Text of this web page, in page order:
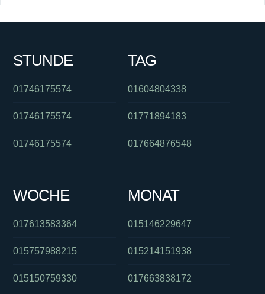
STUNDE
01746175574
01746175574
01746175574
TAG
01604804338
01771894183
017664876548
WOCHE
017613583364
015757988215
015150759330
MONAT
015146229647
015214151938
017663838172